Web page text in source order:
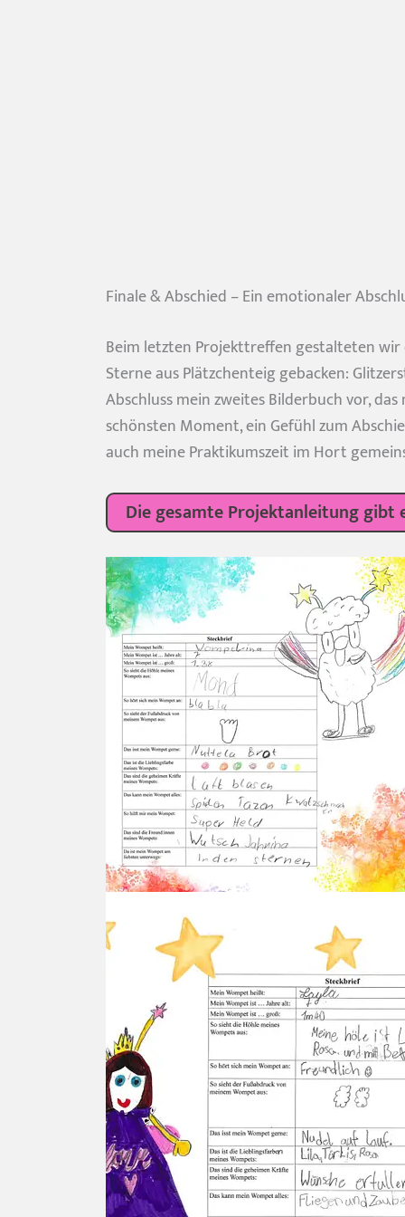
Finale & Abschied – Ein emotionaler
Beim letzten Projekttreffen gestalteten
Sterne aus Plätzchenteig gebacken:
Abschluss mein zweites Bilderbuch vor,
schönsten Moment, ein Gefühl zum
auch meine Praktikumszeit im Hort
Die gesamte Projektanleitung gibt